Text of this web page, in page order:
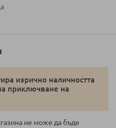
изрично наличността
приключване на
не може да бъде